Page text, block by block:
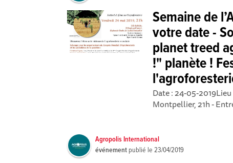
Semaine de
votre date -
planet treed
!" planète !
Date : 24-05-
Montpellier, 21h -
Agropolis International
événement publié le23/04/2019